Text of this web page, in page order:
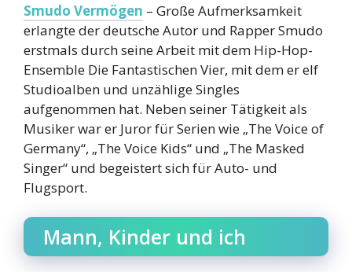
Smudo Vermögen – Große Aufmerksamkeit
erlangte der deutsche Autor und Rapper Smudo
erstmals durch seine Arbeit mit dem Hip-Hop-
Ensemble Die Fantastischen Vier, mit dem er elf
Studioalben und unzählige Singles
aufgenommen hat. Neben seiner Tätigkeit als
Musiker war er Juror für Serien wie „The Voice of
Germany“, „The Voice Kids“ und „The Masked
Singer“ und begeistert sich für Auto- und
Flugsport.
Mann, Kinder und ich